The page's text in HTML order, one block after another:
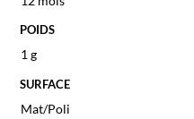
POIDS
1 g
SURFACE
Mat/Poli